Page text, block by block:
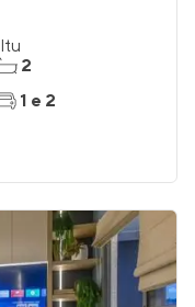
Itu
2
1 e 2